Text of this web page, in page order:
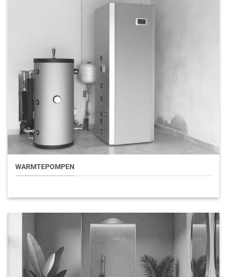
WARMTEPOMPEN